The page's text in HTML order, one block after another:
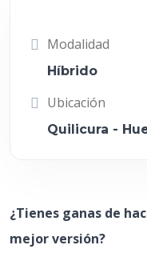
Modalidad
Híbrido
Ubicación
Quilicura -
¿Tienes ganas de
mejor versión?